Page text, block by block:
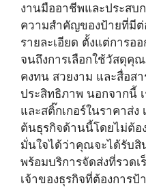
งานมืออาชีพและประสบ
ความสำคัญของป้ายที่มีต่
รายละเอียด ตั้งแต่การอ
จนถึงการเลือกใช้วัสดุคุ
คงทน สวยงาม และสื่อส
ประสิทธิภาพ นอกจากนี้
และสติ๊กเกอร์ในราคาส่ง
ต้นธุรกิจด้านนี้โดยไม่ต้อ
มั่นใจได้ว่าคุณจะได้รับ
พร้อมบริการจัดส่งที่รวด
เจ้าของธุรกิจที่ต้องการป้